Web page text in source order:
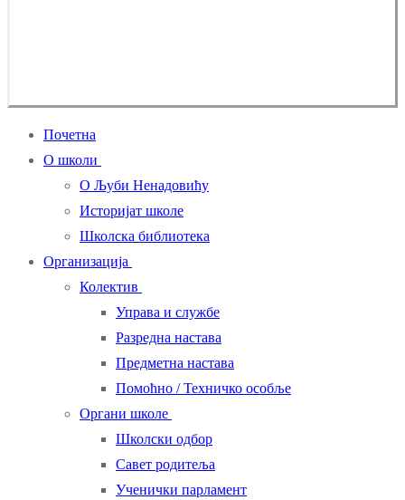
Почетна
О школи
О Љуби Ненадовићу
Историјат школе
Школска библиотека
Организација
Колектив
Управа и службе
Разредна настава
Предметна настава
Помоћно / Техничко особље
Органи школе
Школски одбор
Савет родитеља
Ученички парламент